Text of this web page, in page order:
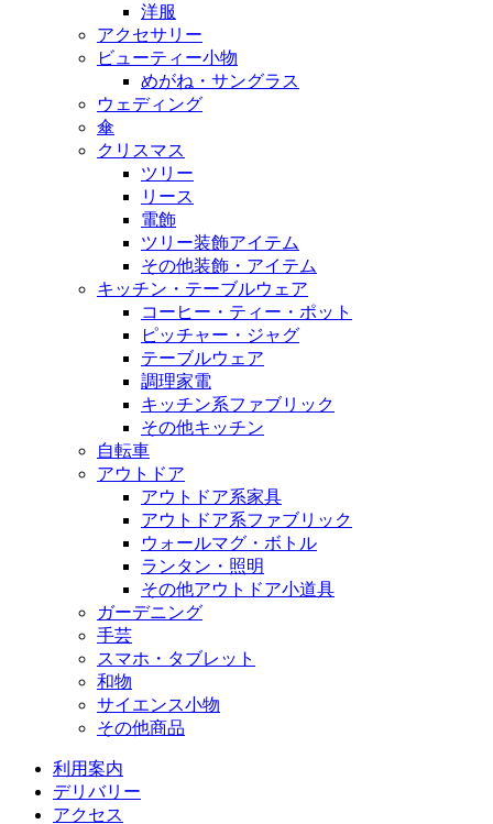
洋服
アクセサリー
ビューティー小物
めがね・サングラス
ウェディング
傘
クリスマス
ツリー
リース
電飾
ツリー装飾アイテム
その他装飾・アイテム
キッチン・テーブルウェア
コーヒー・ティー・ポット
ピッチャー・ジャグ
テーブルウェア
調理家電
キッチン系ファブリック
その他キッチン
自転車
アウトドア
アウトドア系家具
アウトドア系ファブリック
ウォールマグ・ボトル
ランタン・照明
その他アウトドア小道具
ガーデニング
手芸
スマホ・タブレット
和物
サイエンス小物
その他商品
利用案内
デリバリー
アクセス